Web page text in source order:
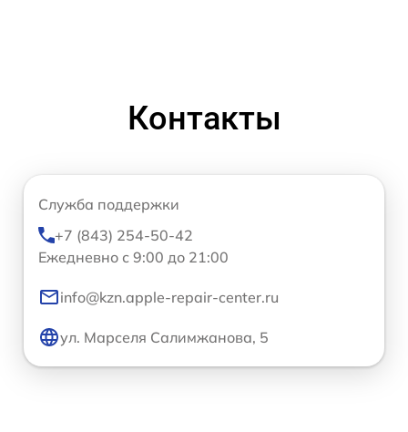
Контакты
Служба поддержки
+7 (843) 254-50-42
Ежедневно с 9:00 до 21:00
info@kzn.apple-repair-center.ru
ул. Марселя Салимжанова, 5